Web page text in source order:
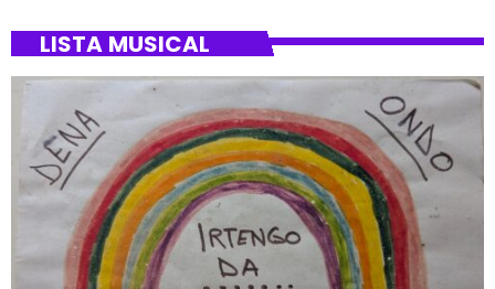
LISTA MUSICAL